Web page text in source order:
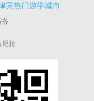
宾热门游学城市
务
尼拉